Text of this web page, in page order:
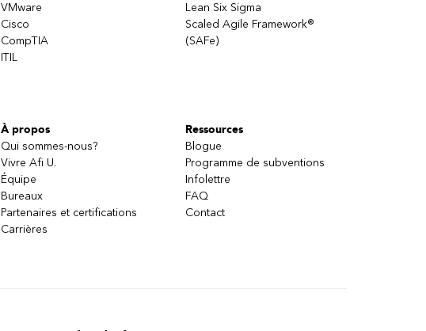
VMware
Cisco
CompTIA
ITIL
Lean Six Sigma
Scaled Agile Framework®
(SAFe)
À propos
Qui sommes-nous?
Vivre Afi U.
Équipe
Bureaux
Partenaires et certifications
Carrières
Ressources
Blogue
Programme de subventions
Infolettre
FAQ
Contact